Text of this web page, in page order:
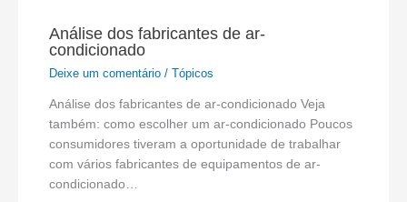
Análise dos fabricantes de ar-
condicionado
Deixe um comentário /Tópicos
Análise dos fabricantes de ar-condicionado Veja
também: como escolher um ar-condicionado Poucos
consumidores tiveram a oportunidade de trabalhar
com vários fabricantes de equipamentos de ar-
condicionado…